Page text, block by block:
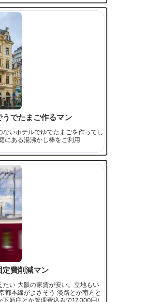
うでたまご作るマン
ないホテルでゆでたまごを作ってし
にある湯沸かし棒をご利用
定費削減マン
たい 大阪の家賃が安い。立地もい
都本線がよさそう 淡路とか南方と
下新庄とか管理費込みで17,000円/